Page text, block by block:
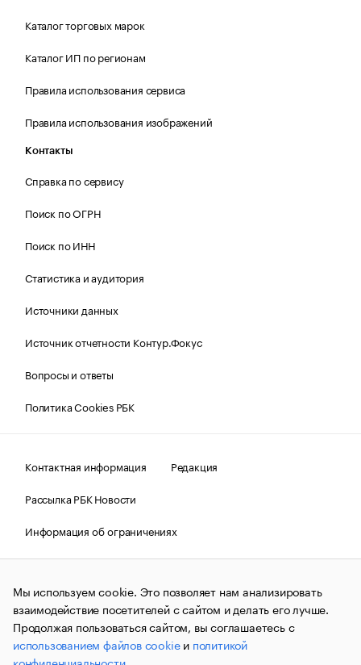
Каталог торговых марок
Каталог ИП по регионам
Правила использования сервиса
Правила использования изображений
Контакты
Справка по сервису
Поиск по ОГРН
Поиск по ИНН
Статистика и аудитория
Источники данных
Источник отчетности Контур.Фокус
Вопросы и ответы
Политика Cookies РБК
Контактная информация
Редакция
Рассылка РБК Новости
Информация об ограничениях
Правовая информация
О соблюдении авторских прав
© АО «РОСБИЗНЕСКОНСАЛТИНГ»,1995–2026.Сообщения
и материалы информационного агентства «РБК»
(зарегистрировано Федеральной службой по надзору в сфере
связи, информационных технологий и массовых
коммуникаций (Роскомнадзор) 09.12.2015 за номером ИА
№ФС77-63848) сопровождаются пометкой «РБК». Отдельные
Мы используем cookie. Это позволяет нам анализировать
взаимодействие посетителей с сайтом и делать его лучше.
Продолжая пользоваться сайтом, вы соглашаетесь с
использованием файлов cookieи политикой